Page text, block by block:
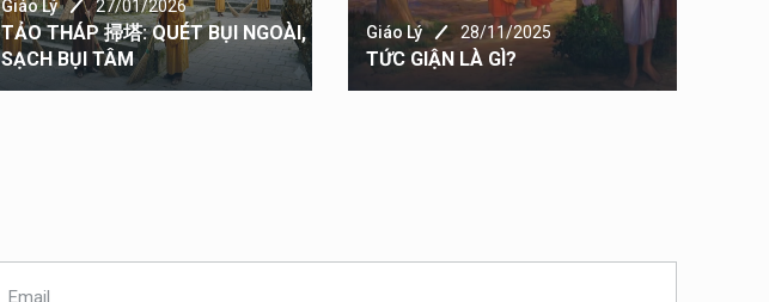
Giáo Lý 27/01/2026
TẢO THÁP 掃塔: QUÉT BỤI NGOÀI,
SẠCH BỤI TÂM
Giáo Lý 28/11/2025
TỨC GIẬN LÀ GÌ?